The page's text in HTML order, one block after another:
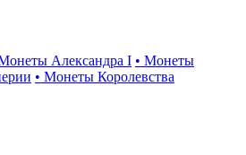
Александра I • Монеты
• Монеты Королевства